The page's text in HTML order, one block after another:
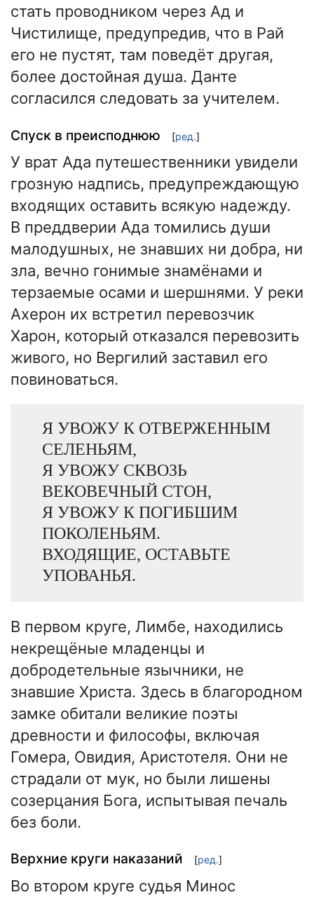
стать проводником через Ад и
Чистилище, предупредив, что в Рай
его не пустят, там поведёт другая,
более достойная душа. Данте
согласился следовать за учителем.
Спуск в преисподнюю [ред.]
У врат Ада путешественники увидели
грозную надпись, предупреждающую
входящих оставить всякую надежду.
В преддверии Ада томились души
малодушных, не знавших ни добра, ни
зла, вечно гонимые знамёнами и
терзаемые осами и шершнями. У реки
Ахерон их встретил перевозчик
Харон, который отказался перевозить
живого, но Вергилий заставил его
повиноваться.
Я УВОЖУ К ОТВЕРЖЕННЫМ
СЕЛЕНЬЯМ,
Я УВОЖУ СКВОЗЬ
ВЕКОВЕЧНЫЙ СТОН,
Я УВОЖУ К ПОГИБШИМ
ПОКОЛЕНЬЯМ.
ВХОДЯЩИЕ, ОСТАВЬТЕ
УПОВАНЬЯ.
В первом круге, Лимбе, находились
некрещёные младенцы и
добродетельные язычники, не
знавшие Христа. Здесь в благородном
замке обитали великие поэты
древности и философы, включая
Гомера, Овидия, Аристотеля. Они не
страдали от мук, но были лишены
созерцания Бога, испытывая печаль
без боли.
Верхние круги наказаний [ред.]
Во втором круге судья Минос